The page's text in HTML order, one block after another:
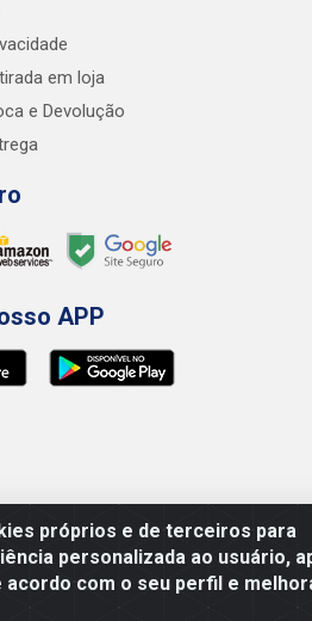
próprios e de terceiros para
personalizada ao usuário,
acordo com o seu perfil e
em loja
e Devolução
APP
condições de pagamento e